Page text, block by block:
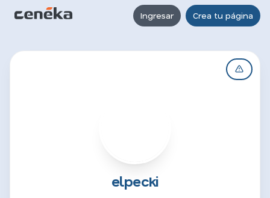
Ingresar Crea tu página
elpecki